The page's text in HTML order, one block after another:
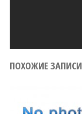
ПОХОЖИЕ ЗАПИСИ